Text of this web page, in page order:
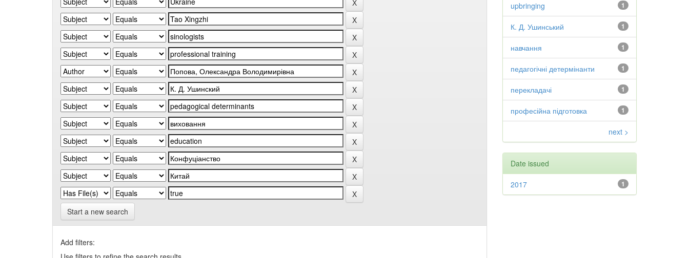
Start a new search
Add filters:
1
upbringing
1
К. Д. Ушинський
1
навчання
1
педагогічні детермінанти
1
перекладачі
1
професійна підготовка
next >
Date issued
1
2017